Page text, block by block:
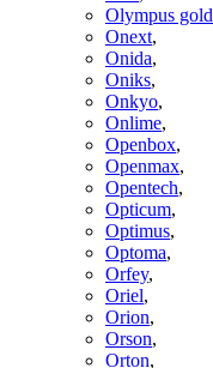
Olympus gold
Onext,
Onida,
Oniks,
Onkyo,
Onlime,
Openbox,
Openmax,
Opentech,
Opticum,
Optimus,
Optoma,
Orfey,
Oriel,
Orion,
Orson,
Orton,